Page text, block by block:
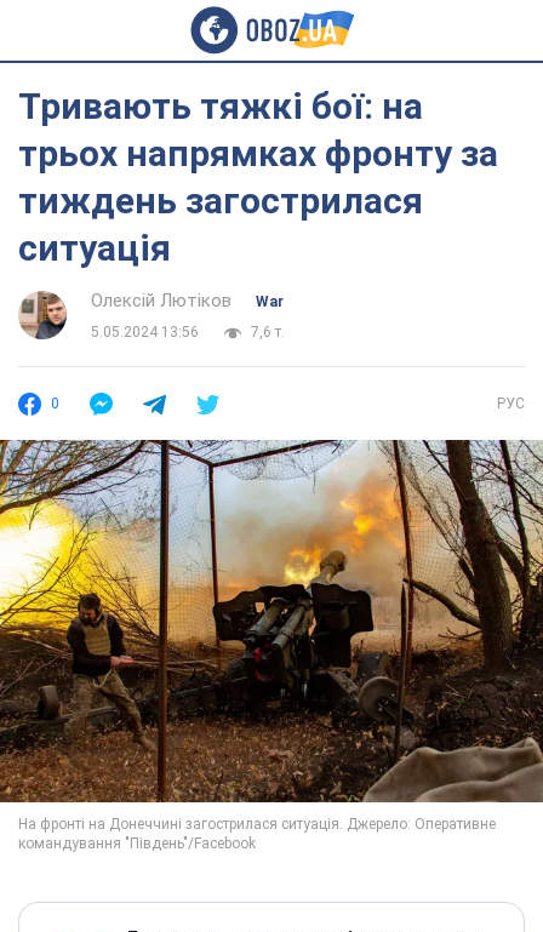
Тривають тяжкі бої: на
трьох напрямках фронту за
тиждень загострилася
ситуація
Олексій Лютіков
War
5.05.2024 13:56
7,6 т.
0 РУС